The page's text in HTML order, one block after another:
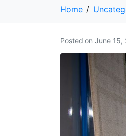
Home
Posted on June 15,